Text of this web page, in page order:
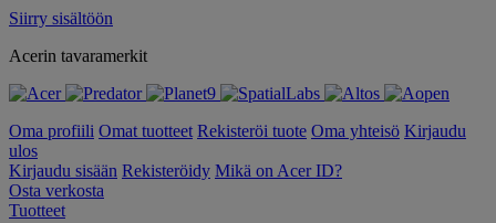
Siirry sisältöön
Acerin tavaramerkit
Oma profiili Omat tuotteet Rekisteröi tuote Oma yhteisö Kirjaudu
ulos
Kirjaudu sisään Rekisteröidy Mikä on Acer ID?
Osta verkosta
Tuotteet